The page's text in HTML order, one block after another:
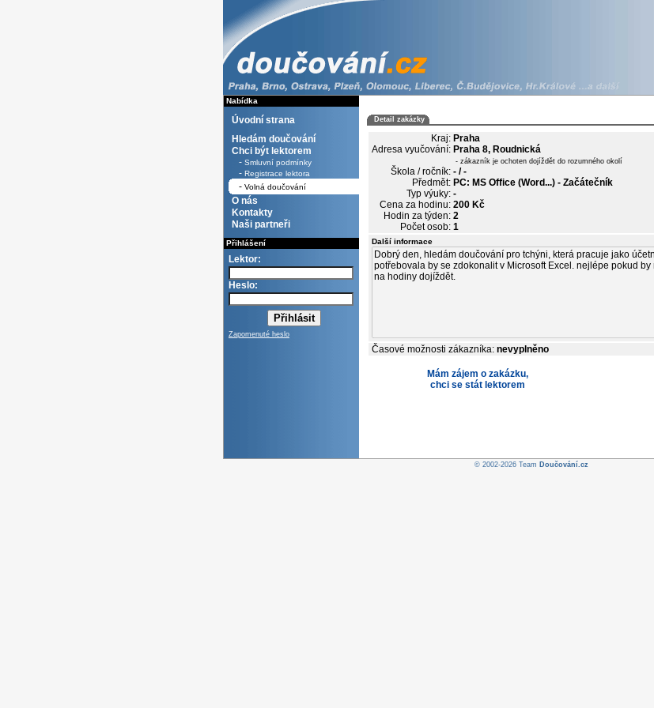
Nabídka
Úvodní strana
Hledám doučování
Chci být lektorem
- Smluvní podmínky
- Registrace lektora
- Volná doučování
O nás
Kontakty
Naši partneři
Přihlášení
Lektor:
Heslo:
Zapomenuté heslo
Detail zakázky
Kraj: Praha
Adresa vyučování: Praha 8, Roudnická
- zákazník je ochoten dojíždět do rozumného okolí
Škola / ročník: - / -
Předmět: PC: MS Office (Word...) - Začátečník
Typ výuky: -
Cena za hodinu: 200 Kč
Hodin za týden: 2
Počet osob: 1
Další informace
Časové možnosti zákazníka: nevyplněno
Mám zájem o zakázku,
chci se stát lektorem
© 2002-2026 Team Doučování.cz